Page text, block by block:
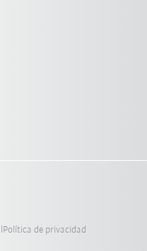
Política de privacidad